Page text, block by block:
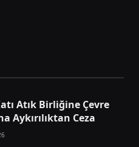
Atık Birliğine Çevre
Aykırılıktan Ceza